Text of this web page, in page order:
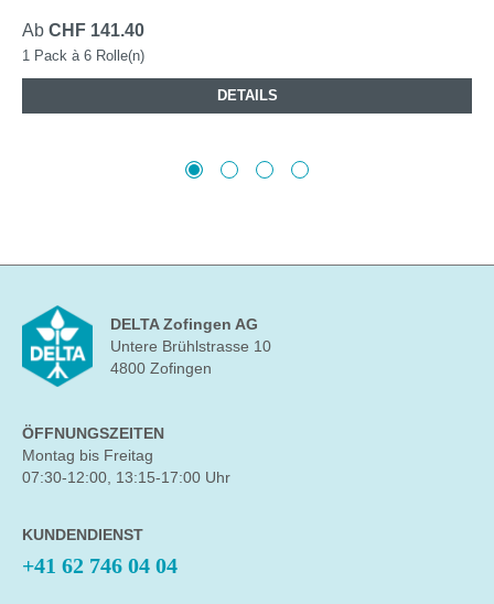
Ab CHF 141.40
1 Pack à 6 Rolle(n)
DETAILS
DELTA Zofingen AG
Untere Brühlstrasse 10
4800 Zofingen
ÖFFNUNGSZEITEN
Montag bis Freitag
07:30-12:00, 13:15-17:00 Uhr
KUNDENDIENST
+41 62 746 04 04